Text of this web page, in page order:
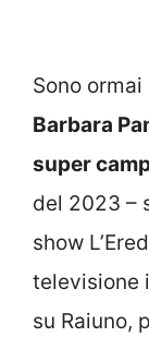
Sono
Barbara
super
del 2023 –
show
televisione
su Raiuno,